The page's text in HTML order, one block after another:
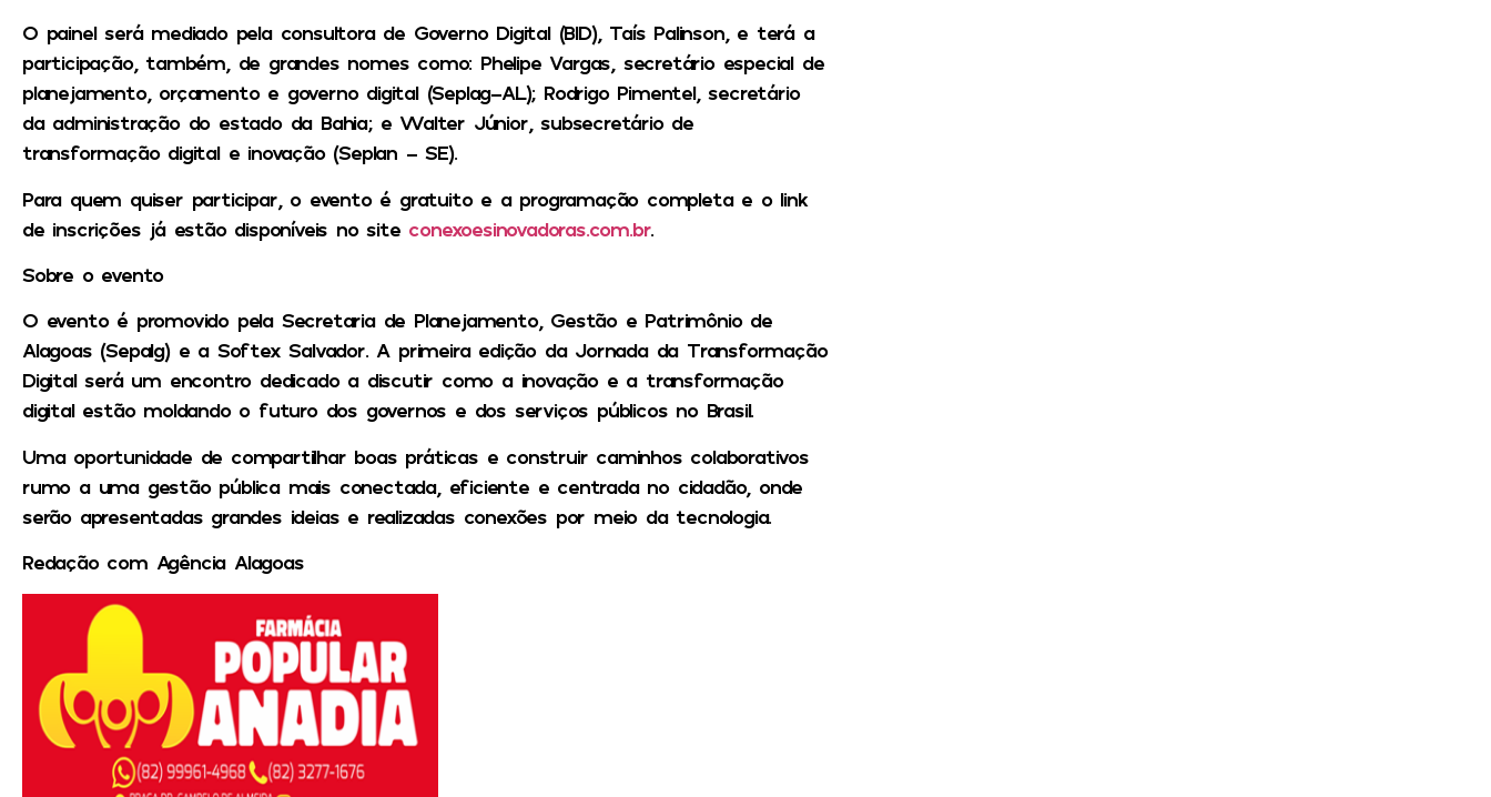
O painel será mediado pela consultora de Governo Digital (BID), Taís Palinson, e terá a
participação, também, de grandes nomes como: Phelipe Vargas, secretário especial de
planejamento, orçamento e governo digital (Seplag-AL); Rodrigo Pimentel, secretário
da administração do estado da Bahia; e Walter Júnior, subsecretário de
transformação digital e inovação (Seplan – SE).
Para quem quiser participar, o evento é gratuito e a programação completa e o link
de inscrições já estão disponíveis no site conexoesinovadoras.com.br.
Sobre o evento
O evento é promovido pela Secretaria de Planejamento, Gestão e Patrimônio de
Alagoas (Sepalg) e a Softex Salvador. A primeira edição da Jornada da Transformação
Digital será um encontro dedicado a discutir como a inovação e a transformação
digital estão moldando o futuro dos governos e dos serviços públicos no Brasil.
Uma oportunidade de compartilhar boas práticas e construir caminhos colaborativos
rumo a uma gestão pública mais conectada, eficiente e centrada no cidadão, onde
serão apresentadas grandes ideias e realizadas conexões por meio da tecnologia.
Redação com Agência Alagoas